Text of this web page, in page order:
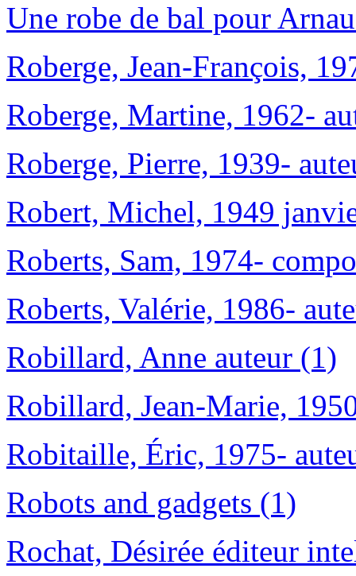
Une robe de bal pour
Roberge, Jean-François,
Roberge, Martine, 1962-
Roberge, Pierre, 1939-
Robert, Michel, 1949
Roberts, Sam, 1974-
Roberts, Valérie, 1986-
Robillard, Anne auteur (1)
Robillard, Jean-Marie,
Robitaille, Éric, 1975-
Robots and gadgets (1)
Rochat, Désirée éditeur